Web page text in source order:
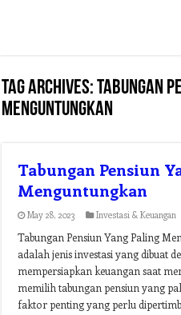
Tag Archives:tabungan
menguntungkan
Tabungan Pensiun
Menguntungkan
May 28, 2023 Investasi & Keuangan
Tabungan Pensiun Yang Paling
adalah jenis investasi yang dibuat
mempersiapkan keuangan saat
memilih tabungan pensiun yang
faktor penting yang perlu